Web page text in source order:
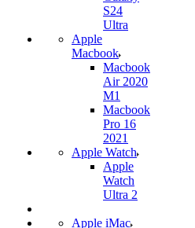
S24
Ultra
Apple
Macbook
Macbook
Air 2020
M1
Macbook
Pro 16
2021
Apple Watch
Apple
Watch
Ultra 2
Apple iMac